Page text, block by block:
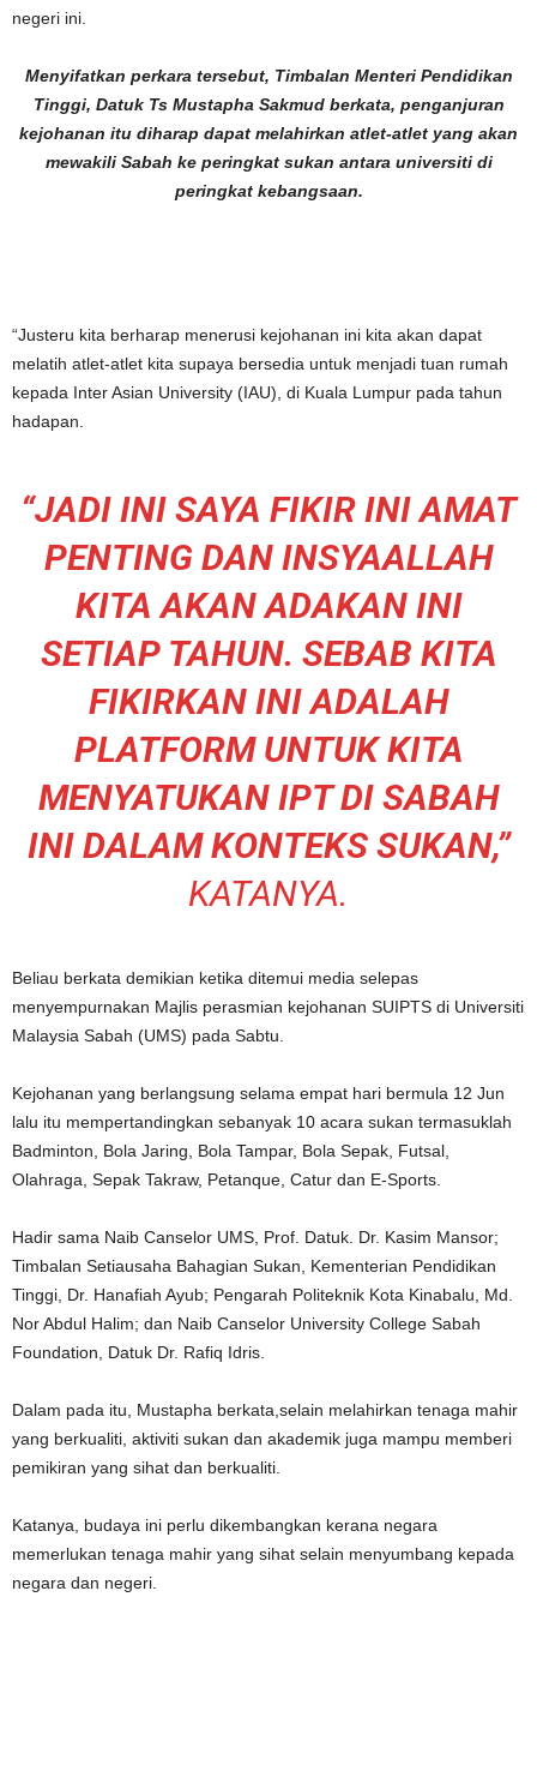
negeri ini.
Menyifatkan perkara tersebut, Timbalan Menteri Pendidikan
Tinggi, Datuk Ts Mustapha Sakmud berkata, penganjuran
kejohanan itu diharap dapat melahirkan atlet-atlet yang akan
mewakili Sabah ke peringkat sukan antara universiti di
peringkat kebangsaan.
“Justeru kita berharap menerusi kejohanan ini kita akan dapat
melatih atlet-atlet kita supaya bersedia untuk menjadi tuan rumah
kepada Inter Asian University (IAU), di Kuala Lumpur pada tahun
hadapan.
“JADI INI SAYA FIKIR INI AMAT
PENTING DAN INSYAALLAH
KITA AKAN ADAKAN INI
SETIAP TAHUN. SEBAB KITA
FIKIRKAN INI ADALAH
PLATFORM UNTUK KITA
MENYATUKAN IPT DI SABAH
INI DALAM KONTEKS SUKAN,”
KATANYA.
Beliau berkata demikian ketika ditemui media selepas
menyempurnakan Majlis perasmian kejohanan SUIPTS di Universiti
Malaysia Sabah (UMS) pada Sabtu.
Kejohanan yang berlangsung selama empat hari bermula 12 Jun
lalu itu mempertandingkan sebanyak 10 acara sukan termasuklah
Badminton, Bola Jaring, Bola Tampar, Bola Sepak, Futsal,
Olahraga, Sepak Takraw, Petanque, Catur dan E-Sports.
Hadir sama Naib Canselor UMS, Prof. Datuk. Dr. Kasim Mansor;
Timbalan Setiausaha Bahagian Sukan, Kementerian Pendidikan
Tinggi, Dr. Hanafiah Ayub; Pengarah Politeknik Kota Kinabalu, Md.
Nor Abdul Halim; dan Naib Canselor University College Sabah
Foundation, Datuk Dr. Rafiq Idris.
Dalam pada itu, Mustapha berkata,selain melahirkan tenaga mahir
yang berkualiti, aktiviti sukan dan akademik juga mampu memberi
pemikiran yang sihat dan berkualiti.
Katanya, budaya ini perlu dikembangkan kerana negara
memerlukan tenaga mahir yang sihat selain menyumbang kepada
negara dan negeri.